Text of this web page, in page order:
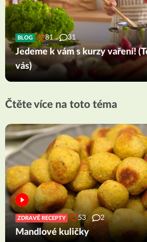
BLOG 81 31
Jedeme k vám s kurzy vaření!
vás)
Čtěte více na toto téma
ZDRAVÉ RECEPTY 53 2
Mandlové kuličky